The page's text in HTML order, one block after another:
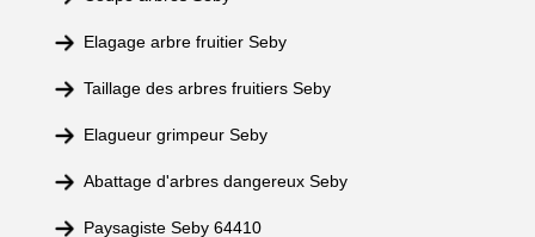
Elagage arbre fruitier Seby
Taillage des arbres fruitiers Seby
Elagueur grimpeur Seby
Abattage d'arbres dangereux Seby
Paysagiste Seby 64410